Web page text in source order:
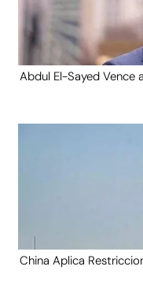
Abdul El-Sayed Vence
China Aplica